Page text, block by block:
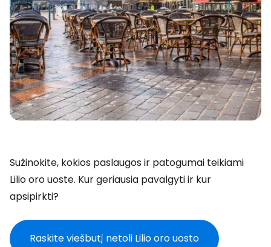
Sužinokite, kokios paslaugos ir patogumai teikiami
Lilio oro uoste. Kur geriausia pavalgyti ir kur
apsipirkti?
Raskite viešbutį netoli Lilio oro uosto